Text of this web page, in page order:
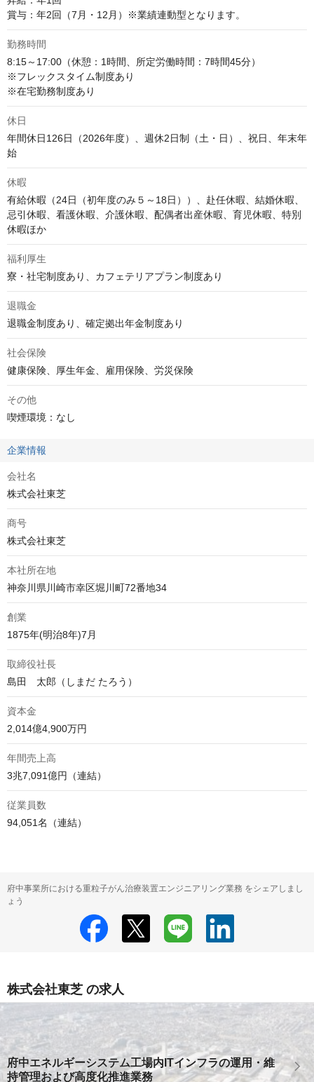
賞与：年2回（7月・12月）※業績連動型となります。
勤務時間
8:15～17:00（休憩：1時間、所定労働時間：7時間45分）
※フレックスタイム制度あり
※在宅勤務制度あり
休日
年間休日126日（2026年度）、週休2日制（土・日）、祝日、年末年
始
休暇
有給休暇（24日（初年度のみ５～18日））、赴任休暇、結婚休暇、
忌引休暇、看護休暇、介護休暇、配偶者出産休暇、育児休暇、特別
休暇ほか
福利厚生
寮・社宅制度あり、カフェテリアプラン制度あり
退職金
退職金制度あり、確定拠出年金制度あり
社会保険
健康保険、厚生年金、雇用保険、労災保険
その他
喫煙環境：なし
企業情報
会社名
株式会社東芝
商号
株式会社東芝
本社所在地
神奈川県川崎市幸区堀川町72番地34
創業
1875年(明治8年)7月
取締役社長
島田　太郎（しまだ たろう）
資本金
2,014億4,900万円
年間売上高
3兆7,091億円（連結）
従業員数
94,051名（連結）
府中事業所における重粒子がん治療装置エンジニアリング業務 をシェアしまし
ょう
株式会社東芝 の求人
府中エネルギーシステム工場内ITインフラの運用・維
持管理および高度化推進業務